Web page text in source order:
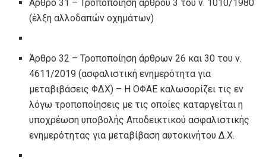
Άρθρο 31 – Τροποποίηση άρθρου 3 του ν. 1010/1980
(έλξη αλλοδαπών οχημάτων)
Άρθρο 32 – Τροποποίηση άρθρων 26 και 30 του ν.
4611/2019 (ασφαλιστική ενημερότητα για
μεταβιβάσεις ΦΔΧ) – Η ΟΦΑΕ καλωσορίζει τις εν
λόγω τροποποίησεις με τις οποίες καταργείται η
υποχρέωση υποβολής Αποδεικτικού ασφαλιστικής
ενημερότητας για μεταβίβαση αυτοκινήτου Δ.Χ.